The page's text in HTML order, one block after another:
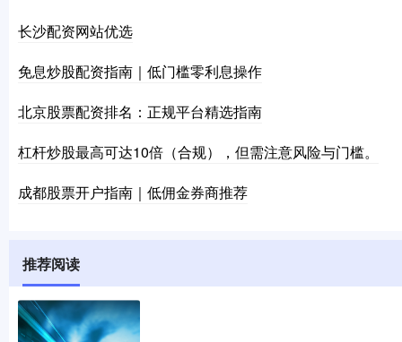
长沙配资网站优选
免息炒股配资指南｜低门槛零利息操作
北京股票配资排名：正规平台精选指南
杠杆炒股最高可达10倍（合规），但需注意风险与门槛。
成都股票开户指南｜低佣金券商推荐
推荐阅读